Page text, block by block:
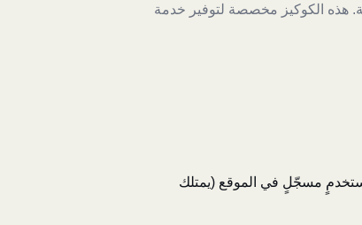
هذه الكوكيز مخصصة لتوفير خدمة
مسجّلٍ في الموقع (يمتلك